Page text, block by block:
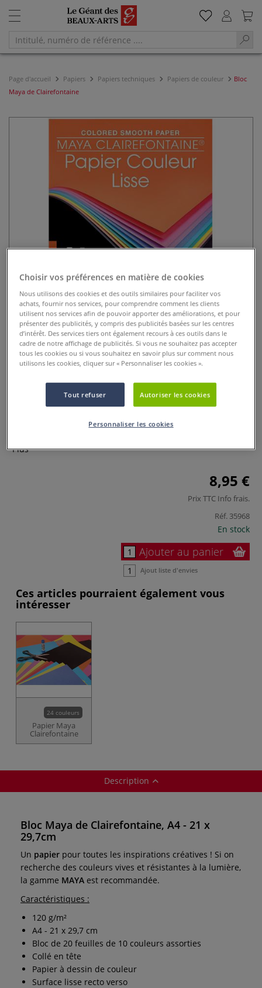
Page d'accueil Papiers Papiers techniques Papiers de couleur
Bloc
Maya de Clairefontaine
Bloc Maya de Clairefontaine
0 Commentaires
Le bloc de dessin coloré Clairefontaine® MAYA est composé
Plus
8,95 €
Prix TTC Info frais.
Réf. 35968
En stock
Ajouter au panier
Ajout liste d'envies
Ces articles pourraient également vous
intéresser
24 couleurs
Papier Maya
Clairefontaine
Description
Bloc Maya de Clairefontaine, A4 - 21 x
29,7cm
Un papier pour toutes les inspirations créatives ! Si on
recherche des couleurs vives et résistantes à la lumière,
la gamme MAYA est recommandée.
Caractéristiques :
120 g/m²
A4 - 21 x 29,7 cm
Bloc de 20 feuilles de 10 couleurs assorties
Collé en tête
Papier à dessin de couleur
Surface lisse recto verso
Choisir vos préférences en matière de cookies
Nous utilisons des cookies et des outils similaires pour faciliter vos
achats, fournir nos services, pour comprendre comment les clients
utilisent nos services afin de pouvoir apporter des améliorations, et pour
présenter des publicités, y compris des publicités basées sur les centres
d’intérêt. Des services tiers ont également recours à ces outils dans le
cadre de notre affichage de publicités. Si vous ne souhaitez pas accepter
tous les cookies ou si vous souhaitez en savoir plus sur comment nous
utilisons les cookies, cliquer sur « Personnaliser les cookies ».
Tout refuser Autoriser les cookies
Personnaliser les cookies